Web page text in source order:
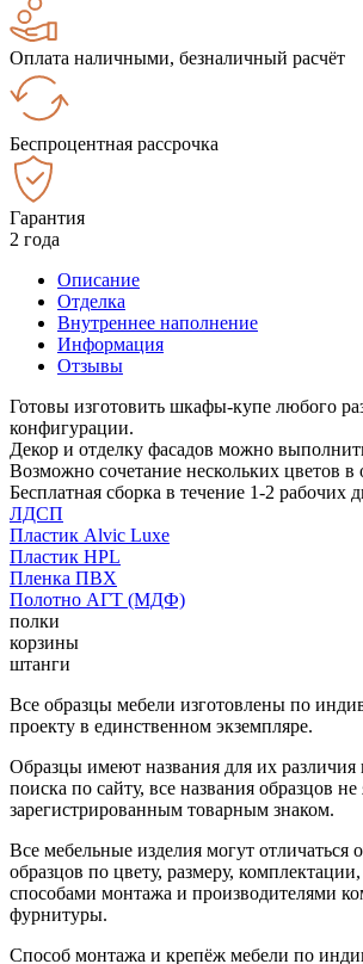
Оплата наличными, безналичный расчёт
Беспроцентная рассрочка
Гарантия
2 года
Описание
Отделка
Внутреннее наполнение
Информация
Отзывы
Готовы изготовить шкафы-купе любого
конфигурации.
Декор и отделку фасадов можно
Возможно сочетание нескольких цветов в
Бесплатная сборка в течение 1-2 рабочих
ЛДСП
Пластик Alvic Luxe
Пластик HPL
Пленка ПВХ
Полотно АГТ (МДФ)
полки
корзины
штанги
Все образцы мебели изготовлены по
проекту в единственном экземпляре.
Образцы имеют названия для их различия
поиска по сайту, все названия образцов не
зарегистрированным товарным знаком.
Все мебельные изделия могут отличаться
образцов по цвету, размеру,
способами монтажа и производителями
фурнитуры.
Способ монтажа и крепёж мебели по